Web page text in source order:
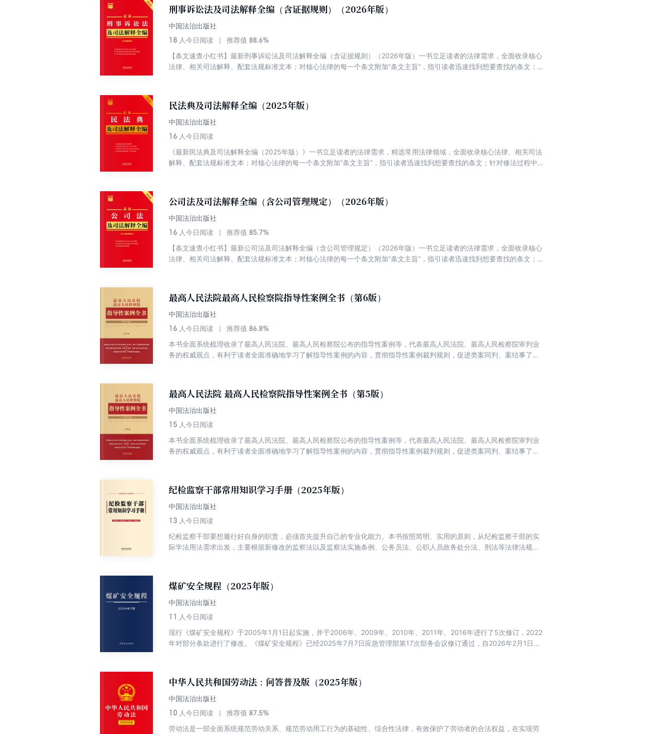
刑事诉讼法及司法解释全编（含证据规则）（2026年版）
中国法治出版社
18 人今日阅读 推荐值 88.6%
【条文速查小红书】最新刑事诉讼法及司法解释全编（含证据规则）（2026年版）一书立足读者的法律需求，全面收录核心
法律、相关司法解释、配套法规标准文本；对核心法律的每一个条文附加“条文主旨”，指引读者迅速找到想要查找的条文；
民法典及司法解释全编（2025年版）
中国法治出版社
16 人今日阅读
《最新民法典及司法解释全编（2025年版）》一书立足读者的法律需求，精选常用法律领域，全面收录核心法律、相关司法
解释、配套法规标准文本；对核心法律的每一个条文附加“条文主旨”，指引读者迅速找到想要查找的条文；针对修法过程中
公司法及司法解释全编（含公司管理规定）（2026年版）
中国法治出版社
16 人今日阅读 推荐值 85.7%
【条文速查小红书】最新公司法及司法解释全编（含公司管理规定）（2026年版）一书立足读者的法律需求，全面收录核心
法律、相关司法解释、配套法规标准文本；对核心法律的每一个条文附加“条文主旨”，指引读者迅速找到想要查找的条文；
最高人民法院最高人民检察院指导性案例全书（第6版）
中国法治出版社
16 人今日阅读 推荐值 86.8%
本书全面系统梳理收录了最高人民法院、最高人民检察院公布的指导性案例等，代表最高人民法院、最高人民检察院审判业
务的权威观点，有利于读者全面准确地学习了解指导性案例的内容，贯彻指导性案例裁判规则，促进类案同判、案结事了。
最高人民法院 最高人民检察院指导性案例全书（第5版）
中国法治出版社
15 人今日阅读
本书全面系统梳理收录了最高人民法院、最高人民检察院公布的指导性案例等，代表最高人民法院、最高人民检察院审判业
务的权威观点，有利于读者全面准确地学习了解指导性案例的内容，贯彻指导性案例裁判规则，促进类案同判、案结事了。
批、最高人民检察院第54-57批指导性案例，同时保留原书关键词索引、电子版增值服务特色。
纪检监察干部常用知识学习手册（2025年版）
中国法治出版社
13 人今日阅读
纪检监察干部要想履行好自身的职责，必须首先提升自己的专业化能力。本书按照简明、实用的原则，从纪检监察干部的实
际学法用法需求出发，主要根据新修改的监察法以及监察法实施条例、公务员法、公职人员政务处分法、刑法等法律法规编
工作的规范化和法治化。
煤矿安全规程（2025年版）
中国法治出版社
11 人今日阅读
现行《煤矿安全规程》于2005年1月1日起实施，并于2006年、2009年、2010年、2011年、2016年进行了5次修订，2022
年对部分条款进行了修改。《煤矿安全规程》已经2025年7月7日应急管理部第17次部务会议修订通过，自2026年2月1日起
中华人民共和国劳动法：问答普及版（2025年版）
中国法治出版社
10 人今日阅读 推荐值 87.5%
劳动法是一部全面系统规范劳动关系、规范劳动用工行为的基础性、综合性法律，有效保护了劳动者的合法权益，在实现劳